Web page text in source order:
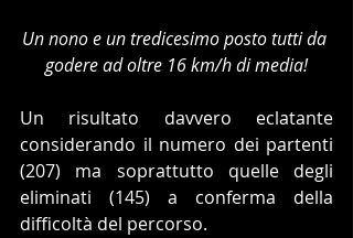
Un nono e un tredicesimo posto tutti da
godere ad oltre 16 km/h di media!
Un risultato davvero eclatante
considerando il numero dei partenti
(207) ma soprattutto quelle degli
eliminati (145) a conferma della
difficoltà del percorso.